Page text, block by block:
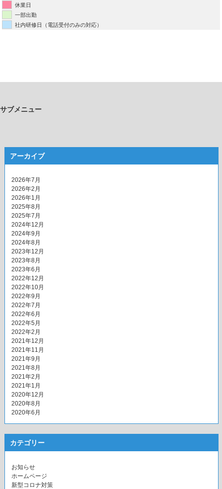
休業日
一部出勤
社内研修日（電話受付のみの対応）
サブメニュー
アーカイブ
2026年7月
2026年2月
2026年1月
2025年8月
2025年7月
2024年12月
2024年9月
2024年8月
2023年12月
2023年8月
2023年6月
2022年12月
2022年10月
2022年9月
2022年7月
2022年6月
2022年5月
2022年2月
2021年12月
2021年11月
2021年9月
2021年8月
2021年2月
2021年1月
2020年12月
2020年8月
2020年6月
カテゴリー
お知らせ
ホームページ
新型コロナ対策